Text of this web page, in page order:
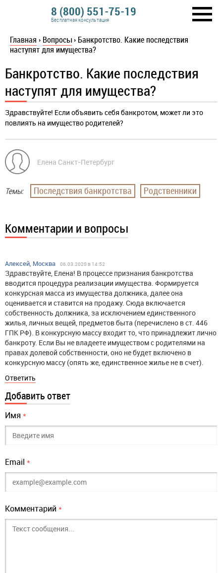
8 (800) 551-75-19
Бесплатная консультация
Главная › Вопросы › Банкротство. Какие последствия
наступят для имущества?
Банкротство. Какие последствия
наступят для имущества?
Здравствуйте! Если объявить себя банкротом, может ли это
повлиять на имущество родителей?
Елена Санкт-Петербург
Темы: Последствия банкротства Родственники
Комментарии и вопросы
Алексей, Москва 06.03.2020 в 14:52
Здравствуйте, Елена! В процессе признания банкротства
вводится процедура реализации имущества. Формируется
конкурсная масса из имущества должника, далее она
оценивается и ставится на продажу. Сюда включается
собственность должника, за исключением единственного
жилья, личных вещей, предметов быта (перечислено в ст. 446
ГПК РФ). В конкурсную массу входит то, что принадлежит лично
банкроту. Если Вы не владеете имуществом с родителями на
правах долевой собственности, оно не будет включено в
конкурсную массу (опять же, единственное жилье не в счет).
Ответить
Добавить ответ
Имя *
Email *
Комментарий *